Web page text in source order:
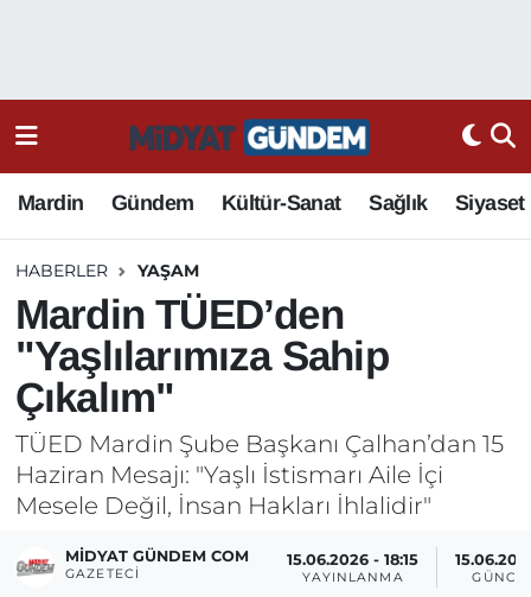
Mardin Gündem Kültür-Sanat Sağlık Siyaset
HABERLER YAŞAM
Mardin TÜED’den
"Yaşlılarımıza Sahip
Çıkalım"
TÜED Mardin Şube Başkanı Çalhan’dan 15
Haziran Mesajı: "Yaşlı İstismarı Aile İçi
Mesele Değil, İnsan Hakları İhlalidir"
MIDYAT GÜNDEM COM
GAZETECI
15.06.2026 - 18:15
YAYINLANMA